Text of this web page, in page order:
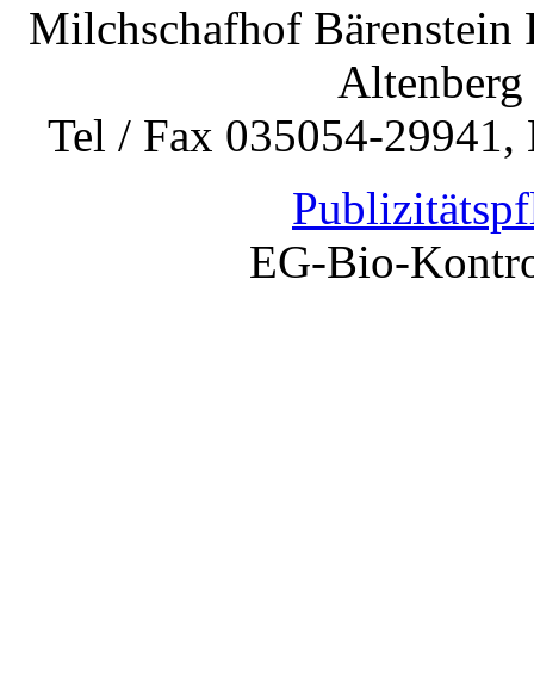
Milchschafhof Bärenstein
Tel / Fax 035054-
EG-Bio-